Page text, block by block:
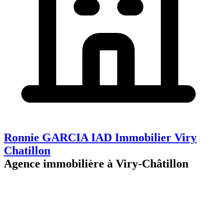
Ronnie GARCIA IAD Immobilier Viry
Chatillon
Agence immobilière à Viry-Châtillon